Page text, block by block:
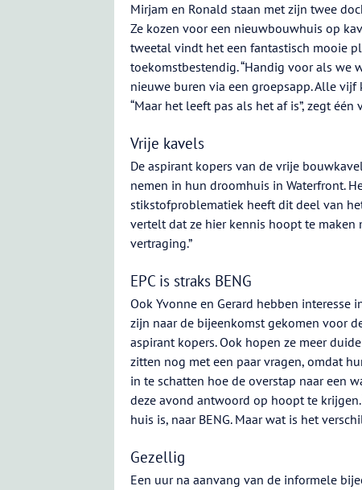
Mirjam en Ronald staan met zijn twee
Ze kozen voor een nieuwbouwhuis op
tweetal vindt het een fantastisch mooie
toekomstbestendig. “Handig voor als we
nieuwe buren via een groepsapp. Alle
“Maar het leeft pas als het af is”, zegt één
Vrije kavels
De aspirant kopers van de vrije
nemen in hun droomhuis in Waterfront.
stikstofproblematiek heeft dit deel van
vertelt dat ze hier kennis hoopt te maken
vertraging.”
EPC is straks BENG
Ook Yvonne en Gerard hebben interesse
zijn naar de bijeenkomst gekomen voor
aspirant kopers. Ook hopen ze meer
zitten nog met een paar vragen, omdat
in te schatten hoe de overstap naar een
deze avond antwoord op hoopt te
huis is, naar BENG. Maar wat is het
Gezellig
Een uur na aanvang van de informele